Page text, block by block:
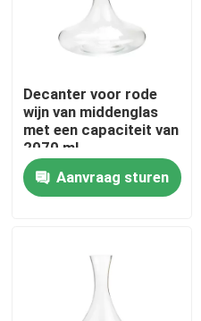
Kwaliteitscontrole
Neem contact met ons op
Vraag een offerte
lege glaspotten
houders van de glas
De Flessen van de
Decanter voor rode
wijn van middenglas
met een capaciteit van
2070 ml
Glaswijnkarafe
Aanvraag sturen